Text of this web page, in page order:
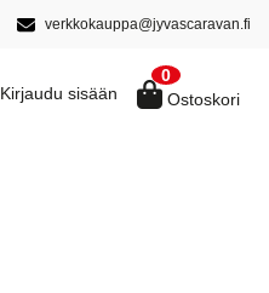
verkkokauppa@jyvascaravan.fi
Kirjaudu sisään
0
Ostoskori